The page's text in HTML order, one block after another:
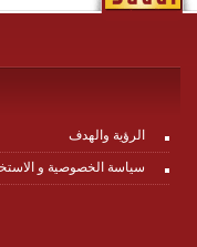
الرؤية والهدف
سياسة الخصوصية و